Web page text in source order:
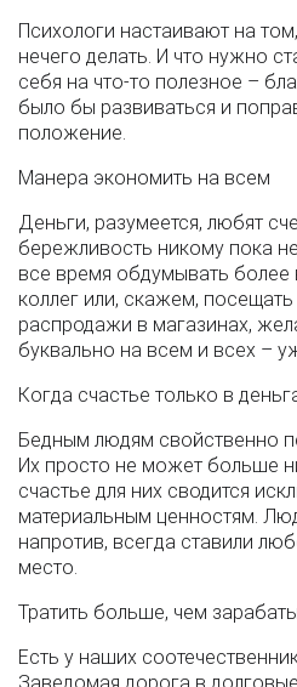
Психологи настаивают на
нечего делать. И что нужно
себя на что-то полезное –
было бы развиваться и
положение.
Манера экономить на всем
Деньги, разумеется, любят
бережливость никому пока
все время обдумывать более
коллег или, скажем,
распродажи в магазинах,
буквально на всем и всех –
Когда счастье только в
Бедным людям свойственно
Их просто не может больше
счастье для них сводится
материальным ценностям.
напротив, всегда ставили
место.
Тратить больше, чем
Есть у наших